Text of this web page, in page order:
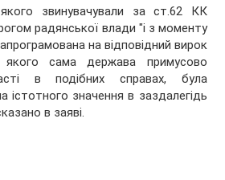
звинувачували за ст.62 КК
радянської влади "і з моменту
на відповідний вирок
сама держава примусово
в подібних справах, була
істотного значення в заздалегідь
в заяві.